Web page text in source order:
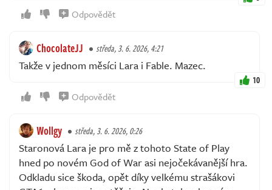
Odpovědět
ChocolateJJ středa, 3. 6. 2026, 4:21
Takže v jednom měsíci Lara i Fable. Mazec.
10
Odpovědět
Wollgy středa, 3. 6. 2026, 0:26
Staronová Lara je pro mě z tohoto State of Play
hned po novém God of War asi nejočekávanější hra.
Odkladu sice škoda, opět díky velkému strašákovi